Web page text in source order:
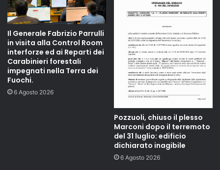
Il Generale Fabrizio Parrulli
in visita alla Control Room
interforze ed ai Reparti dei
Carabinieri forestali
impegnati nella Terra dei
Fuochi.
6 Agosto 2026
Pozzuoli, chiuso il plesso
Marconi dopo il terremoto
del 31 luglio: edificio
dichiarato inagibile
6 Agosto 2026